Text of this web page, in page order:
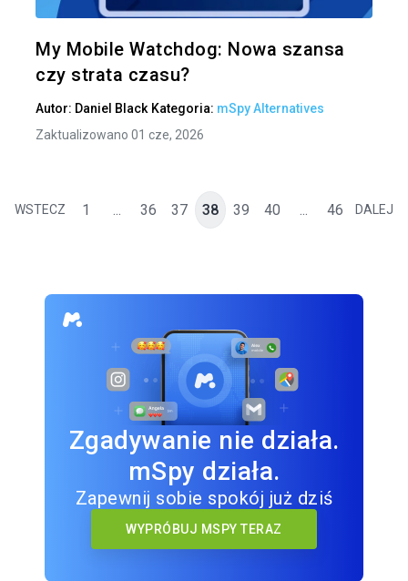
My Mobile Watchdog: Nowa szansa
czy strata czasu?
Autor: Daniel Black Kategoria: mSpy Alternatives
Zaktualizowano 01 cze, 2026
WSTECZ 1 ... 36 37 38 39 40 ... 46 DALEJ
Zgadywanie nie działa.
mSpy działa.
Zapewnij sobie spokój już dziś
WYPRÓBUJ MSPY TERAZ